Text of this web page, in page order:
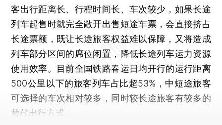
客出行距离长、行程时间长、车次较少，如果长途
列车起售时就完全敞开出售短途车票，会直接挤占
长途票额，既让长途旅客权益难以保障，又将造成
列车部分区间的席位闲置，降低长途列车运力资源
使用效率。目前全国铁路春运日均开行的运行距离
500公里以下的旅客列车占比超53%，中短途旅客
可选择的车次相对较多，同时较长途旅客有较多的
替代出行方式。